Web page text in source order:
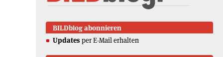
BILDblog abonnieren
Updates per E-Mail erhalten